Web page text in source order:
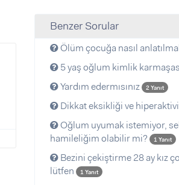
Benzer Sorular
Ölüm çocuğa nasıl
5 yaş oğlum kimlik
Yardım edermısınız 2 Yanıt
Dikkat eksikliği ve
Oğlum uyumak istemiyor,
hamileliğim olabilir mi?
1 Yanıt
Bezini çekiştirme 28 ay kız
lütfen
1 Yanıt